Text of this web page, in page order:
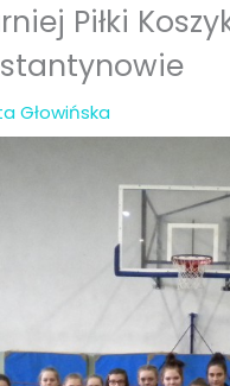
Piłki
Głowińska